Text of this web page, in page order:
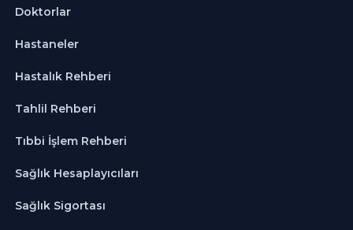
Doktorlar
Hastaneler
Hastalık Rehberi
Tahlil Rehberi
Tıbbi İşlem Rehberi
Sağlık Hesaplayıcıları
Sağlık Sigortası